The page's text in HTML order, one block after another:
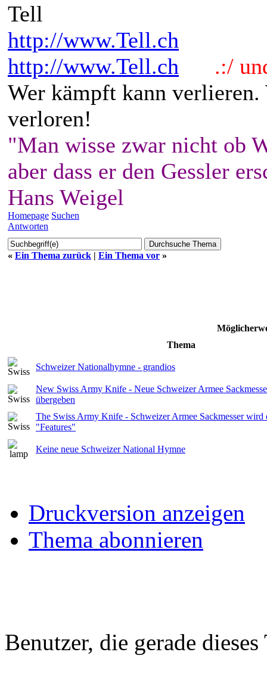
Tell
http://www.Tell.ch
http://www.Tell.ch
.:/
Wer kämpft kann
verloren!
"Man wisse zwar nicht ob
aber dass er den Gessler
Hans Weigel
Homepage Suchen
Antworten
« Ein Thema zurück | Ein Thema vor »
Thema
Schweizer Nationalhymne - grandios
New Swiss Army Knife - Neue Schweizer Armee
übergeben
The Swiss Army Knife - Schweizer Armee Sackmesser wird
"Features"
Keine neue Schweizer National Hymne
Druckversion anzeigen
Thema abonnieren
Benutzer, die gerade